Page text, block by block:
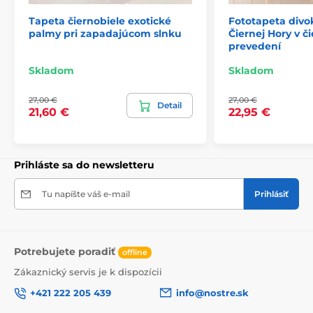
2) Fototapety s úpravou motívu podľa rozmeru
veľkosti, čo môže viesť k jeho miernemu orezaniu. Po
pozrieť presný náhľad. Každá tapeta sa skladá z pásov
širokých 49 cm.
Tapeta čiernobiele exotické
palmy pri zapadajúcom slnku
Skladom
27,00 €
21,60 €
Detail
Fototapeta
Čiernej Hory v
prevedení
Skladom
27,00 €
22,95 €
Prihláste sa do newsletteru
Tu napíšte váš e-mail Prihlásiť
Potrebujete poradiť offline
Zákaznický servis je k dispozícii
+421 222 205 439
info@nostre.sk